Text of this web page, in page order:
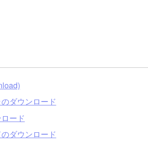
ダウンロード
ード
ダウンロード